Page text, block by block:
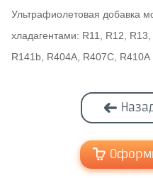
Ультрафиолетовая добавка
хладагентами: R11, R12,
R141b, R404A, R407C, R410А